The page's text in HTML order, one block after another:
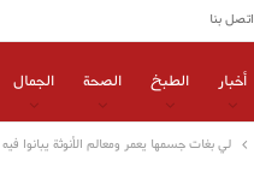
اتصل بنا
أخبار الطبخ الصحة الجمال
لي بغات جسمها يعمر ومعالم الأنوثة يبانوا